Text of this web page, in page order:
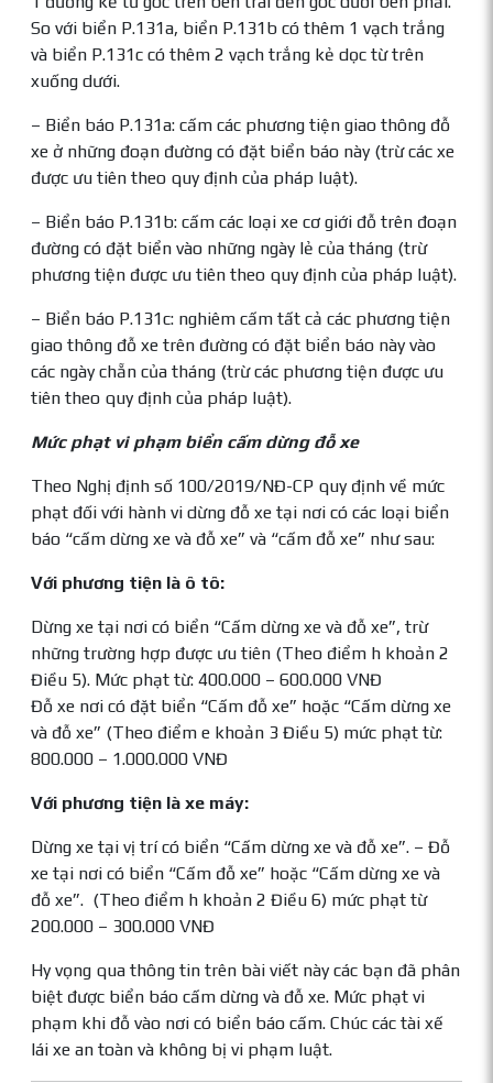
So với biển P.131a, biển P.131b có thêm 1 vạch trắng
và biển P.131c có thêm 2 vạch trắng kẻ dọc từ trên
xuống dưới.
– Biển báo P.131a: cấm các phương tiện giao thông đỗ
xe ở những đoạn đường có đặt biển báo này (trừ các xe
được ưu tiên theo quy định của pháp luật).
– Biển báo P.131b: cấm các loại xe cơ giới đỗ trên đoạn
đường có đặt biển vào những ngày lẻ của tháng (trừ
phương tiện được ưu tiên theo quy định của pháp luật).
– Biển báo P.131c: nghiêm cấm tất cả các phương tiện
giao thông đỗ xe trên đường có đặt biển báo này vào
các ngày chẵn của tháng (trừ các phương tiện được ưu
tiên theo quy định của pháp luật).
Mức phạt vi phạm biển cấm dừng đỗ xe
Theo Nghị định số 100/2019/NĐ-CP quy định về mức
phạt đối với hành vi dừng đỗ xe tại nơi có các loại biển
báo “cấm dừng xe và đỗ xe” và “cấm đỗ xe” như sau:
Với phương tiện là ô tô:
Dừng xe tại nơi có biển “Cấm dừng xe và đỗ xe”, trừ
những trường hợp được ưu tiên (Theo điểm h khoản 2
Điều 5). Mức phạt từ: 400.000 – 600.000 VNĐ
Đỗ xe nơi có đặt biển “Cấm đỗ xe” hoặc “Cấm dừng xe
và đỗ xe” (Theo điểm e khoản 3 Điều 5) mức phạt từ:
800.000 – 1.000.000 VNĐ
Với phương tiện là xe máy:
Dừng xe tại vị trí có biển “Cấm dừng xe và đỗ xe”. – Đỗ
xe tại nơi có biển “Cấm đỗ xe” hoặc “Cấm dừng xe và
đỗ xe”. (Theo điểm h khoản 2 Điều 6) mức phạt từ
200.000 – 300.000 VNĐ
Hy vọng qua thông tin trên bài viết này các bạn đã phân
biệt được biển báo cấm dừng và đỗ xe. Mức phạt vi
phạm khi đỗ vào nơi có biển báo cấm. Chúc các tài xế
lái xe an toàn và không bị vi phạm luật.